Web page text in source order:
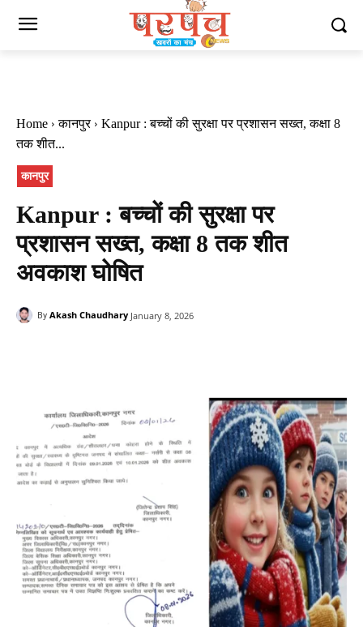
Home कानपुर
Kanpur : बच्चों की सुरक्षा पर प्रशासन सख्त, कक्षा 8
तक शीत...
कानपुर
Kanpur : बच्चों की सुरक्षा पर
प्रशासन सख्त, कक्षा 8 तक शीत
अवकाश घोषित
By Akash Chaudhary January 8, 2026